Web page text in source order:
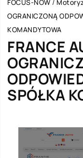
FOCUS-NOW /
OGRANICZONĄ
KOMANDYTOWA
FRANCE
SPÓŁKA